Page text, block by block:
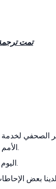
تمت ترجمة
الصحفي لخدمة
الأمم المتحدة في جنيف.
اليوم هو الثلاثاء 23 يناير.